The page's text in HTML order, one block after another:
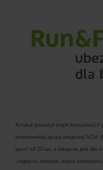
Artykuł powstał dzięki konsultacji z
wrocławskiej grupy biegowej NOA
sport od 20 lat, a bieganie jest dla
„najpierw zdrowie, dobre